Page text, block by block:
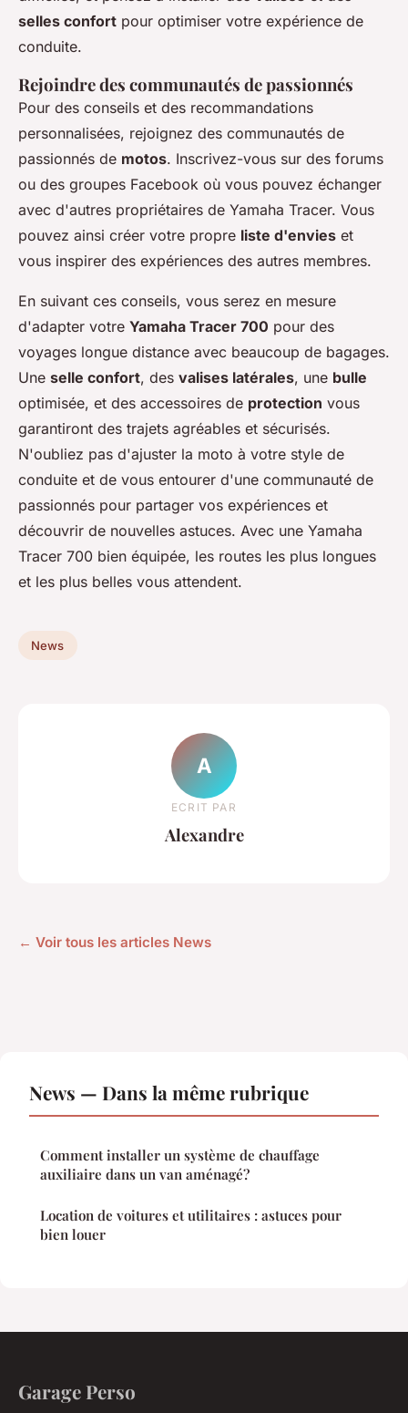
selles confort pour optimiser votre expérience de
conduite.
Rejoindre des communautés de passionnés
Pour des conseils et des recommandations
personnalisées, rejoignez des communautés de
passionnés de motos. Inscrivez-vous sur des forums
ou des groupes Facebook où vous pouvez échanger
avec d'autres propriétaires de Yamaha Tracer. Vous
pouvez ainsi créer votre propre liste d'envies et
vous inspirer des expériences des autres membres.
En suivant ces conseils, vous serez en mesure
d'adapter votre Yamaha Tracer 700 pour des
voyages longue distance avec beaucoup de bagages.
Une selle confort, des valises latérales, une bulle
optimisée, et des accessoires de protection vous
garantiront des trajets agréables et sécurisés.
N'oubliez pas d'ajuster la moto à votre style de
conduite et de vous entourer d'une communauté de
passionnés pour partager vos expériences et
découvrir de nouvelles astuces. Avec une Yamaha
Tracer 700 bien équipée, les routes les plus longues
et les plus belles vous attendent.
News
A
ECRIT PAR
Alexandre
← Voir tous les articles News
News — Dans la même rubrique
Comment installer un système de chauffage
auxiliaire dans un van aménagé?
Location de voitures et utilitaires : astuces pour
bien louer
Garage Perso